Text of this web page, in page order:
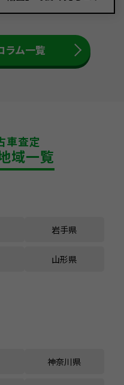
ラム一覧
車査定
域一覧
岩手県
山形県
神奈川県